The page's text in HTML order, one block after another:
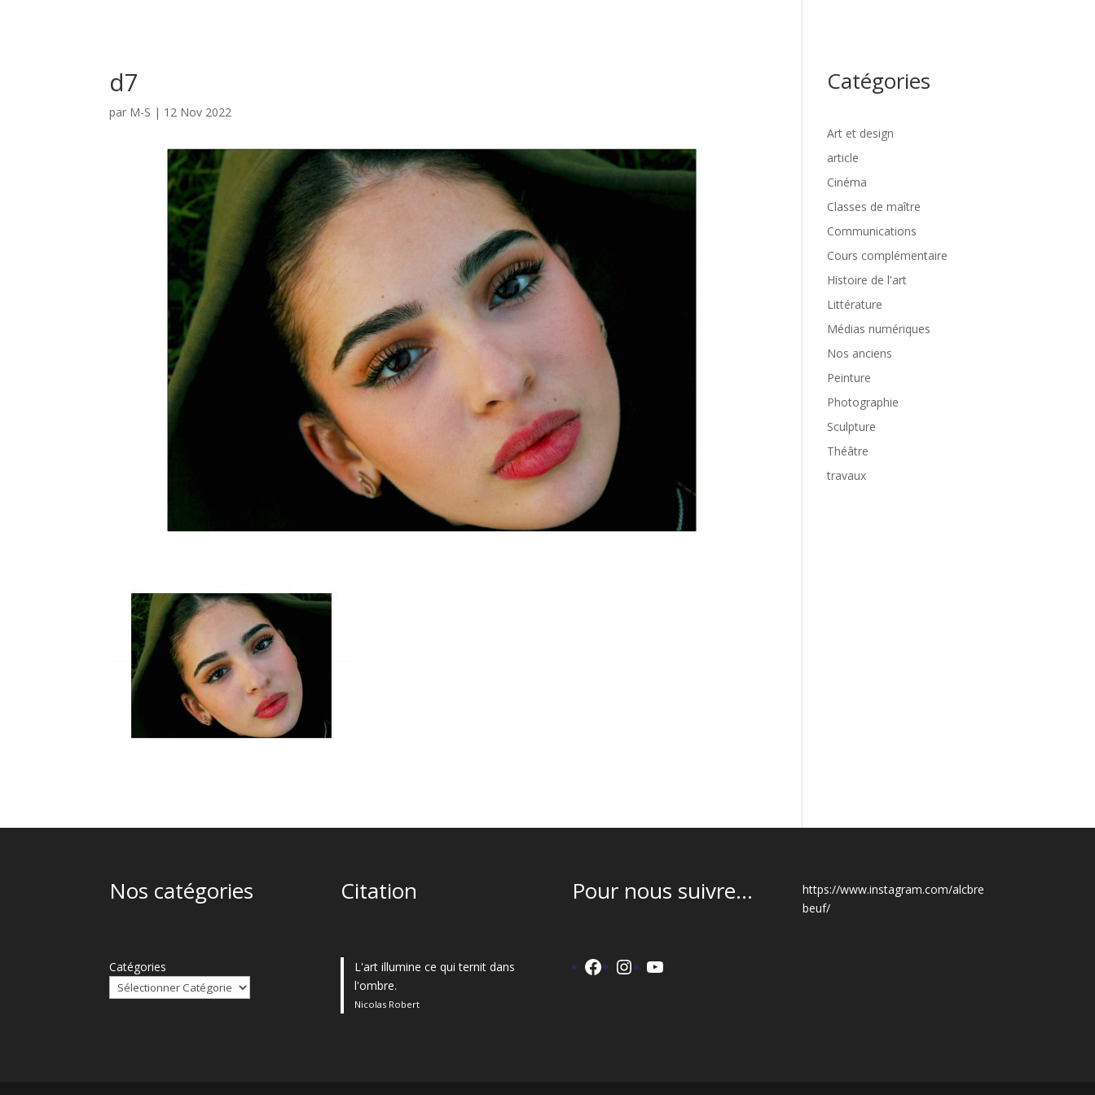
d7
par M-S | 12 Nov 2022
Catégories
Art et design
article
Cinéma
Classes de maître
Communications
Cours complémentaire
Histoire de l'art
Littérature
Médias numériques
Nos anciens
Peinture
Photographie
Sculpture
Théâtre
travaux
Nos catégories
Catégories
Citation
L'art illumine ce qui ternit dans
l'ombre.
Nicolas Robert
Pour nous suivre...
Facebook
Instagram
YouTube
https://www.instagram.com/alcbre
beuf/